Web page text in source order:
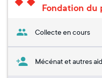
Fondation du
Collecte en cours
Mécénat et autres